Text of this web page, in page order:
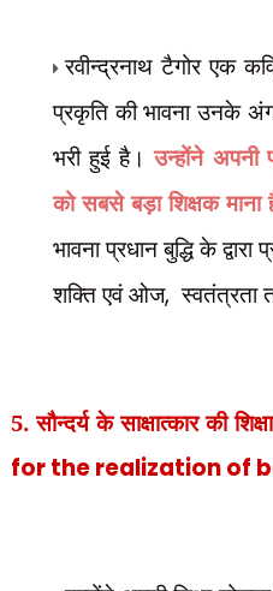
रवीन्द्रनाथ टैगोर एक
प्रकृति की भावना उनके
भरी हुई है। उन्होंने अपनी
को सबसे बड़ा शिक्षक माना
भावना प्रधान बुद्धि के
शक्ति एवं ओज,स्वतंत्रता
5. सौन्दर्य के साक्षात्कार की
for the realization of